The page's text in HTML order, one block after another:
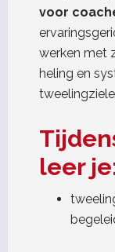
voor
werken met
heling en
leer je: